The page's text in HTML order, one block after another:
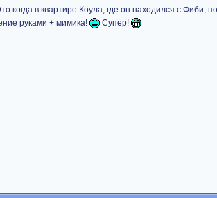
в квартире Коула, где он находился с Фиби,
руками + мимика!
Супер!